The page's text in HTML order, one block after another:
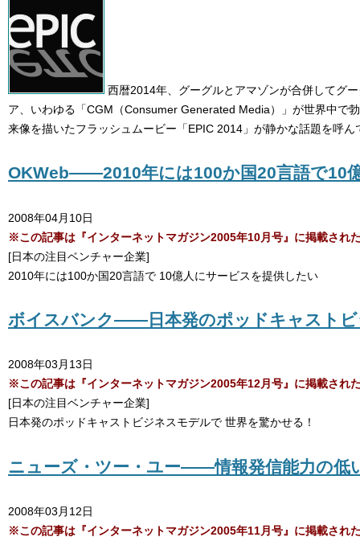
西暦2014年、グーグルとアマゾンが合併してグ
ア、いわゆる「CGM（Consumer Generated Media）」が世界中で
来像を描いたフラッシュムービー「EPIC 2014」が静かな話題を呼ん
OKWeb――2010年には100か国20言語で10
2008年04月10日
※この記事は『インターネットマガジン2005年10月号』に掲載され
[日本の注目ベンチャー企業]
2010年には100か国20言語で 10億人にサービスを提供したい
ボイスバンク――日本発のポッドキャスト
2008年03月13日
※この記事は『インターネットマガジン2005年12月号』に掲載され
[日本の注目ベンチャー企業]
日本発のポッドキャストビジネスモデルで 世界を驚かせる！
ニューズ・ツー・ユー――情報発信能力の低
2008年03月12日
※この記事は『インターネットマガジン2005年11月号』に掲載され